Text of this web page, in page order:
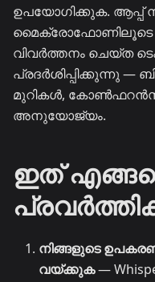
ഉപയോഗിക്കുക. ആപ്പ്
മൈക്രോഫോണിലൂടെ
വിവർത്തനം ചെയ്ത
പ്രദർശിപ്പിക്കുന്നു —
മുറികൾ,
അനുയോജ്യം.
ഇത്
നിങ്ങളുടെ
വയ്ക്കുക—